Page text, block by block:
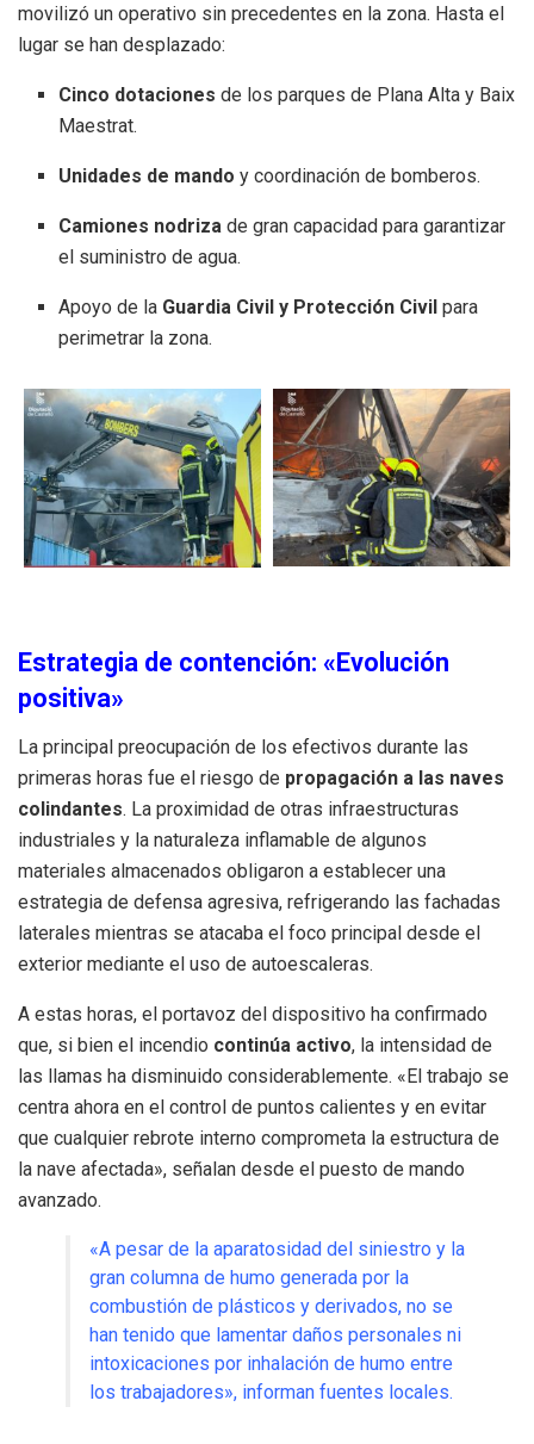
movilizó un operativo sin precedentes en la zona. Hasta el
lugar se han desplazado:
Cinco dotaciones de los parques de Plana Alta y Baix
Maestrat.
Unidades de mando y coordinación de bomberos.
Camiones nodriza de gran capacidad para garantizar
el suministro de agua.
Apoyo de la Guardia Civil y Protección Civil para
perimetrar la zona.
Estrategia de contención: «Evolución
positiva»
La principal preocupación de los efectivos durante las
primeras horas fue el riesgo de propagación a las naves
colindantes. La proximidad de otras infraestructuras
industriales y la naturaleza inflamable de algunos
materiales almacenados obligaron a establecer una
estrategia de defensa agresiva, refrigerando las fachadas
laterales mientras se atacaba el foco principal desde el
exterior mediante el uso de autoescaleras.
A estas horas, el portavoz del dispositivo ha confirmado
que, si bien el incendio continúa activo, la intensidad de
las llamas ha disminuido considerablemente. «El trabajo se
centra ahora en el control de puntos calientes y en evitar
que cualquier rebrote interno comprometa la estructura de
la nave afectada», señalan desde el puesto de mando
avanzado.
«A pesar de la aparatosidad del siniestro y la
gran columna de humo generada por la
combustión de plásticos y derivados, no se
han tenido que lamentar daños personales ni
intoxicaciones por inhalación de humo entre
los trabajadores», informan fuentes locales.